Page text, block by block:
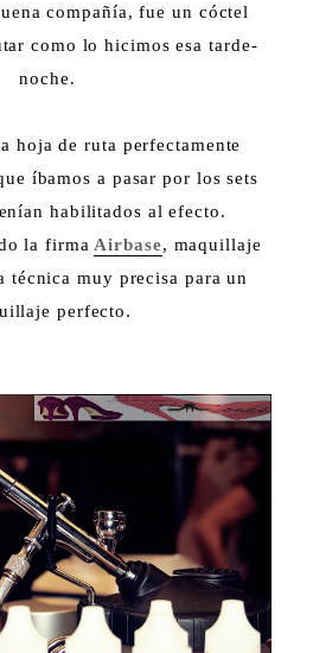
compañía, fue un cóctel
como lo hicimos esa tarde-
noche.
hoja de ruta perfectamente
íbamos a pasar por los sets
habilitados al efecto.
la firma Airbase, maquillaje
técnica muy precisa para un
perfecto.